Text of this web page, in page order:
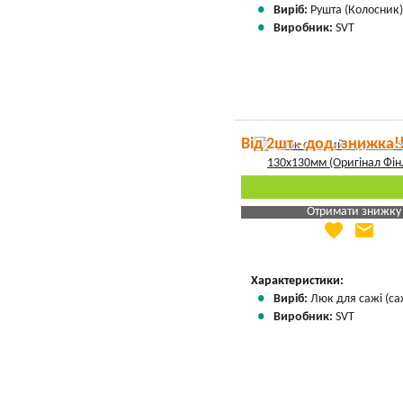
Виріб: Рушта
Виробник: SVT
Від 2шт - дод.
Отримати знижку
Яка Ваша ціна
favorite email
Характеристики:
Виріб: Люк для сажі
Виробник: SVT